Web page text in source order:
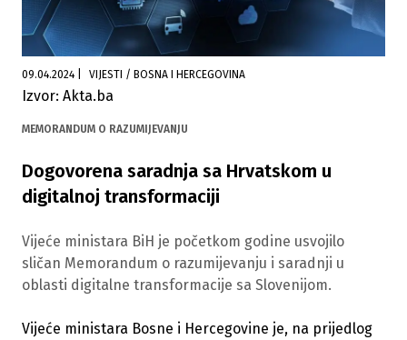
09.04.2024 VIJESTI / BOSNA I HERCEGOVINA
Izvor: Akta.ba
MEMORANDUM O RAZUMIJEVANJU
Dogovorena saradnja sa Hrvatskom u
digitalnoj transformaciji
Vijeće ministara BiH je početkom godine usvojilo
sličan Memorandum o razumijevanju i saradnji u
oblasti digitalne transformacije sa Slovenijom.
Vijeće ministara Bosne i Hercegovine je, na prijedlog